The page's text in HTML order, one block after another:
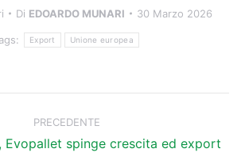
Di EDOARDO MUNARI 30 Marzo 2026
Export Unione europea
PRECEDENTE
Post
precedente:
Evopallet spinge crescita ed export